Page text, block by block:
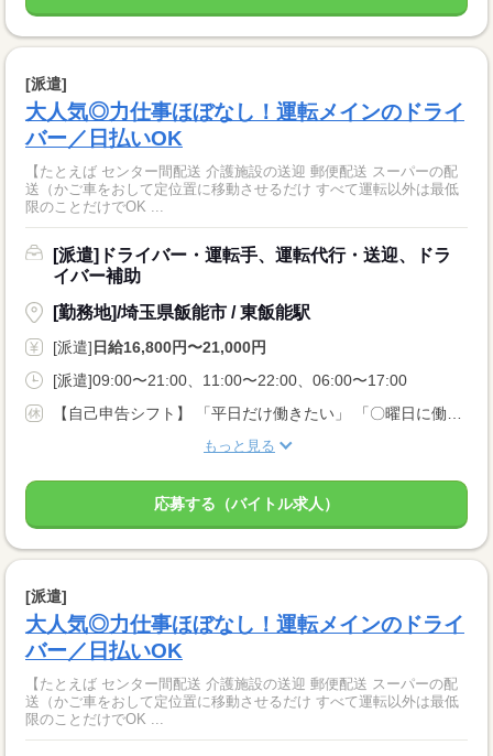
[派遣]
大人気◎力仕事ほぼなし！運転メインのドライ
バー／日払いOK
【たとえば センター間配送 介護施設の送迎 郵便配送 スーパーの配
送（かご車をおして定位置に移動させるだけ すべて運転以外は最低
限のことだけでOK ...
[派遣]ドライバー・運転手、運転代行・送迎、ドラ
イバー補助
[勤務地]/埼玉県飯能市 / 東飯能駅
[派遣] 日給16,800円〜21,000円
[派遣]09:00〜21:00、11:00〜22:00、06:00〜17:00
もっと見る
応募する（バイトル求人）
[派遣]
大人気◎力仕事ほぼなし！運転メインのドライ
バー／日払いOK
【たとえば センター間配送 介護施設の送迎 郵便配送 スーパーの配
送（かご車をおして定位置に移動させるだけ すべて運転以外は最低
限のことだけでOK ...